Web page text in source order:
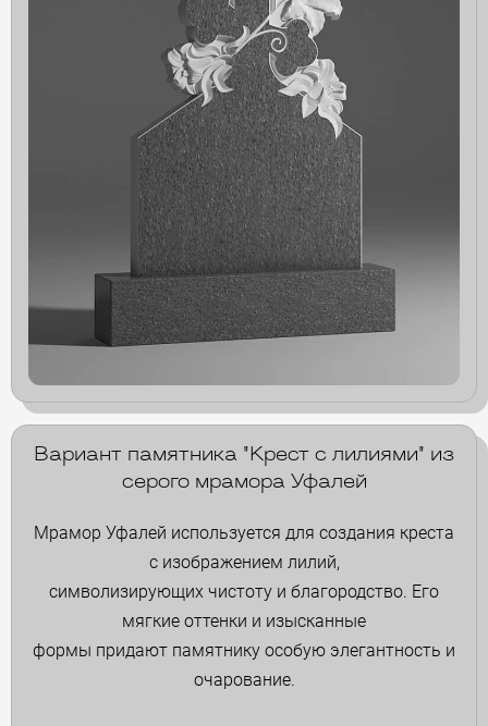
Вариант памятника "Крест с лилиями" из
серого мрамора Уфалей
Мрамор Уфалей используется для создания креста
с изображением лилий,
символизирующих чистоту и благородство. Его
мягкие оттенки и изысканные
формы придают памятнику особую элегантность и
очарование.